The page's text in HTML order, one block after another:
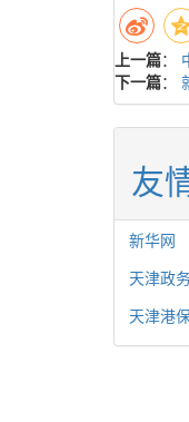
上一篇：
下一篇：
友
新华网
天津政
天津港